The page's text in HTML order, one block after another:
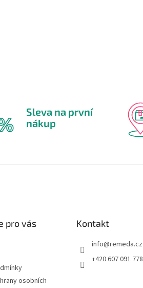
Sleva na první
nákup
pro vás
osobních
Kontakt
info@remeda.cz
+420 607 091 778